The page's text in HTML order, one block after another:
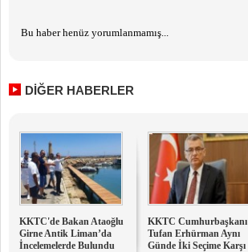
Bu haber henüz yorumlanmamış...
DİĞER HABERLER
KKTC'de Bakan Ataoğlu
Girne Antik Liman’da
İncelemelerde Bulundu
KKTC Cumhurbaşkanı
Tufan Erhürman Aynı
Günde İki Seçime Karşı